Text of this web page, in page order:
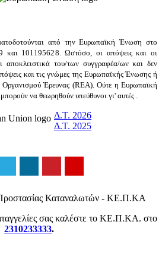
από την Ευρωπαϊκή Ένωση στο
και 101195628. Ωστόσο, οι απόψεις και οι
αποκλειστικά του/των συγγραφέα/ων και δεν
και τις γνώμες της Ευρωπαϊκής Ένωσης ή
Οργανισμού Έρευνας (REA). Ούτε η Ευρωπαϊκή
να θεωρηθούν υπεύθυνοι γι' αυτές .
Δ.Τ. 2026
Δ.Τ. 2025
Καταναλωτών - ΚΕ.Π.ΚΑ
σας καλέστε το ΚΕ.Π.ΚΑ. στο
2310233333.